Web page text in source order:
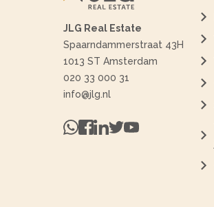
JLG Real Estate
Spaarndammerstraat 43H
1013 ST Amsterdam
020 33 000 31
info@jlg.nl